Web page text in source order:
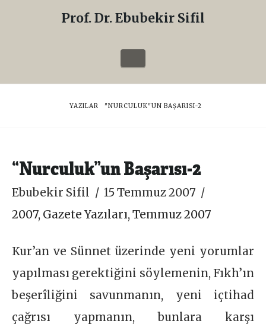
Sifil
Prof. Dr. Ebubekir Sifil
Navigation
HOME
YAZILAR "NURCULUK"UN BAŞARISI-2
“Nurculuk”un Başarısı-2
Ebubekir Sifil
15 Temmuz 2007
2007, Gazete Yazıları,Temmuz 2007
Kur’an ve Sünnet üzerinde yeni yorumlar
yapılması gerektiğini söylemenin, Fıkh’ın
beşerîliğini savunmanın, yeni içtihad
çağrısı yapmanın, bunlara karşı